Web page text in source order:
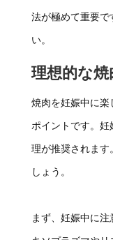
法が極めて重要で
い。
理想的な
焼肉を妊娠中に楽
ポイントです。
理が推奨されます
しょう。
まず、妊娠中に